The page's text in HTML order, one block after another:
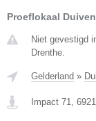
Proeflokaal Duiven
Niet gevestigd
Drenthe.
Gelderland »
Impact 71